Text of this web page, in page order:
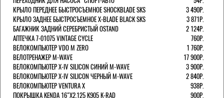
КРЫЛО ПЕРЕДНЕЕ БЫСТРОСЪЕМНОЕ SHOCKBLADE SKS
3 490Р.
КРЫЛО ЗАДНЕЕ БЫСТРОСЪЕМНОЕ X-BLADE BLACK SKS
3 871Р.
БАГАЖНИК ЗАДНИЙ СЕРЕБРИСТЫЙ OSTAND
2 124Р.
АПТЕЧКА 7-01075 VINTAGE CYCLE
760Р.
ВЕЛОКОМПЬЮТЕР VDO M ZERO
1 760Р.
ВЕЛОТРЕНАЖЕР M-WAVE
17 900Р.
ВЕЛОКОМПЬЮТЕР X-IV SILICON СИНИЙ M-WAVE
3 900Р.
ВЕЛОКОМПЬЮТЕР X-IV SILICON ЧЕРНЫЙ M-WAVE
2 840Р.
ВЕЛОКОМПЬЮТЕР VENTURA Х
938Р.
ПОКРЫШКА KENDA 16"Х2,125 K905 K-RAD
900Р.